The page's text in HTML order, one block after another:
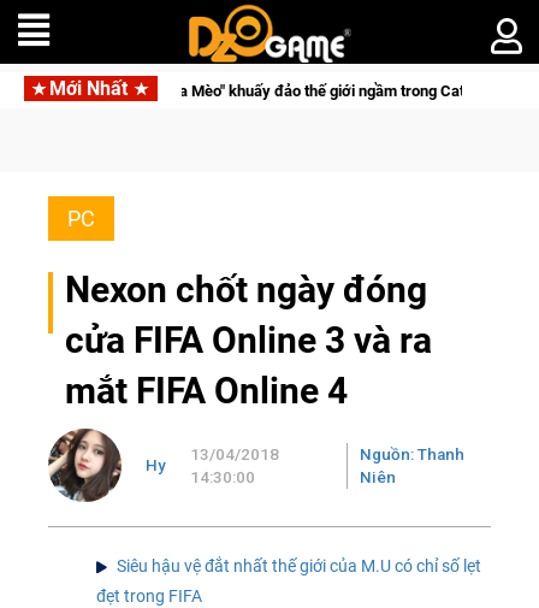
Mới Nhất
thành "Đại ca Mèo" khuấy đảo thế giới ngầm trong Cat Mafia
PC
Nexon chốt ngày đóng
cửa FIFA Online 3 và ra
mắt FIFA Online 4
Hy
13/04/2018
14:30:00
Nguồn: Thanh
Niên
Siêu hậu vệ đắt nhất thế giới của M.U có chỉ số lẹt
đẹt trong FIFA